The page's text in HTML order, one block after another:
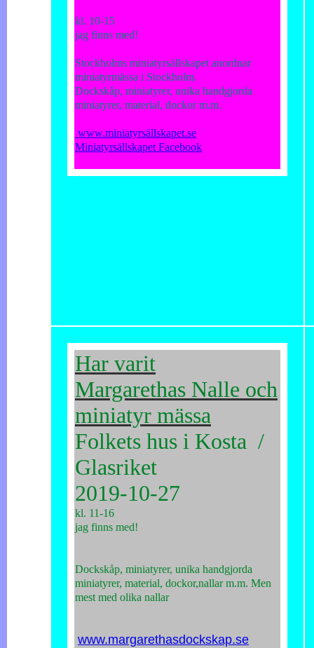
kl. 10-15
jag finns med!
Stockholms miniatyrsällskapet anordnar
miniatyrmässa i Stockholm.
Dockskåp, miniatyrer, unika handgjorda
miniatyrer, material, dockor m.m.
www.miniatyrsällskapet.se
Miniatyrsällskapet Facebook
Har varit
Margarethas Nalle och
miniatyr mässa
Folkets hus i Kosta /
Glasriket
2019-10-27
kl. 11-16
jag finns med!
Dockskåp, miniatyrer, unika handgjorda
miniatyrer, material, dockor,nallar m.m. Men
mest med olika nallar
www.margarethasdockskap.se